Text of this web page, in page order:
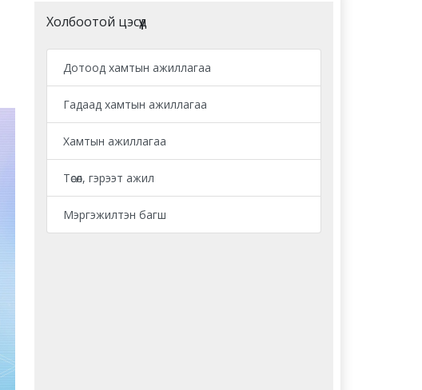
Холбоотой цэсүүд
Дотоод хамтын ажиллагаа
Гадаад хамтын ажиллагаа
Хамтын ажиллагаа
Төсөл, гэрээт ажил
Мэргэжилтэн багш